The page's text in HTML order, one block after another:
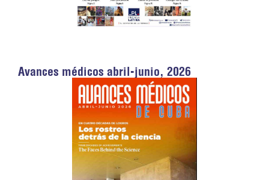
Avances médicos abril-junio, 2026